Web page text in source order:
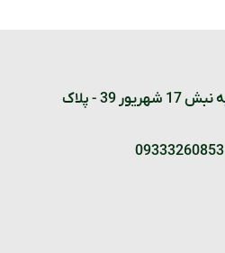
مشهد - نرسیده به نبش 17 شهریور 39 - پلاک
09333260853